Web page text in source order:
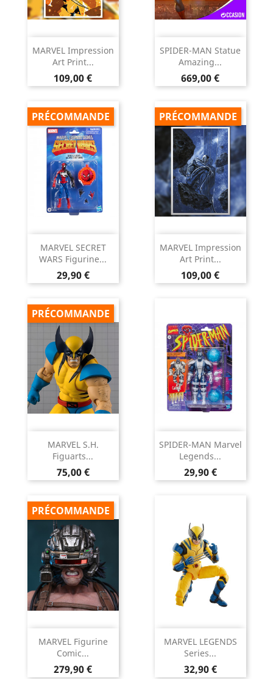
MARVEL Impression
Art Print...
Prix
109,00 €
SPIDER-MAN Statue
Amazing...
Prix
669,00 €
MARVEL SECRET
WARS Figurine...
Prix
29,90 €
PRÉCOMMANDE
MARVEL Impression
Art Print...
Prix
109,00 €
PRÉCOMMANDE
MARVEL S.H.
Figuarts...
Prix
75,00 €
PRÉCOMMANDE
SPIDER-MAN Marvel
Legends...
Prix
29,90 €
MARVEL Figurine
Comic...
Prix
279,90 €
PRÉCOMMANDE
MARVEL LEGENDS
Series...
Prix
32,90 €